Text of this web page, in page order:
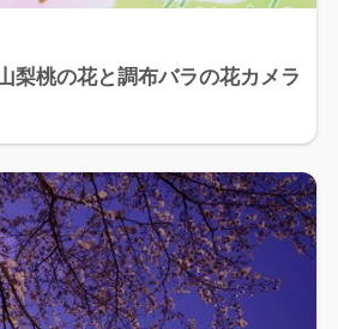
梨桃の花と調布バラの花カメラ